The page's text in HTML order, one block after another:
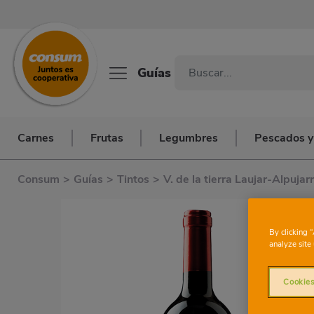
Guías
Carnes Frutas Legumbres Pescados
Consum > Guías > Tintos > V. de la tierra Laujar-
By clicking
analyze site